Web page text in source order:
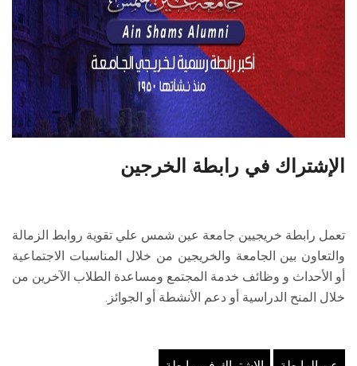
تواصل معنا
الطلاب
هيئة التدريس
الدراسات العليا
الموظفون
الزائـرون
الإشتراك في رابطة الخرجين
تعمل رابطة خريجيين جامعة عين شمس علي تقوية روابط الزمالة
والتعاون بين الجامعة والخريجين من خلال المناسبات الاجتماعية
أو الأحداث و وظائف خدمة المجتمع ومساعدة الطلاب الآخرين من
خلال المنح الدراسية أو دعم الأنشطة أو الجوائز.